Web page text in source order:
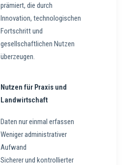
prämiert, die durch
Innovation, technologischen
Fortschritt und
gesellschaftlichen Nutzen
überzeugen.
Nutzen für Praxis und
Landwirtschaft
Daten nur einmal erfassen
Weniger administrativer
Aufwand
Sicherer und kontrollierter